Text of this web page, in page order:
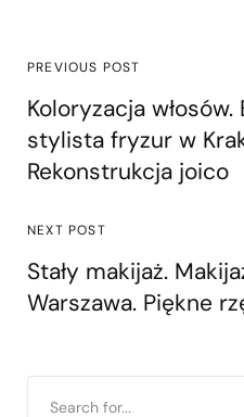
PREVIOUS POST
Koloryzacja
stylista fryzur w
Rekonstrukcja joico
NEXT POST
Stały makijaż.
Warszawa. Piękne